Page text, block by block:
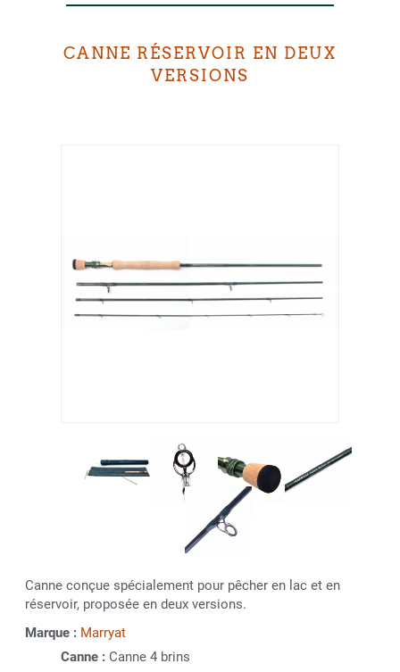
CANNE RÉSERVOIR EN DEUX
VERSIONS
Canne conçue spécialement pour pêcher en lac et en
réservoir, proposée en deux versions.
Marque : Marryat
Canne : Canne 4 brins